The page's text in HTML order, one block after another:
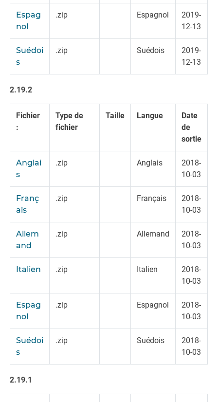
Espag
nol
.zip Espagnol
2019-
12-13
Suédoi
s
.zip Suédois
2019-
12-13
2.19.2
Fichier
:
Type de
fichier
Taille Langue
Date
de
sortie
Anglai
s
.zip Anglais
2018-
10-03
Franç
ais
.zip Français
2018-
10-03
Allem
and
.zip Allemand
2018-
10-03
Italien .zip Italien
2018-
10-03
Espag
nol
.zip Espagnol
2018-
10-03
Suédoi
s
.zip Suédois
2018-
10-03
2.19.1